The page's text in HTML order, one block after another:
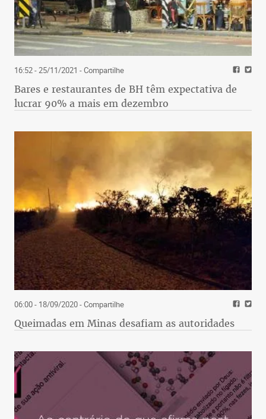
16:52 - 25/11/2021 - Compartilhe
Bares e restaurantes de BH têm expectativa de
lucrar 90% a mais em dezembro
06:00 - 18/09/2020- Compartilhe
Queimadas em Minas desafiam as autoridades